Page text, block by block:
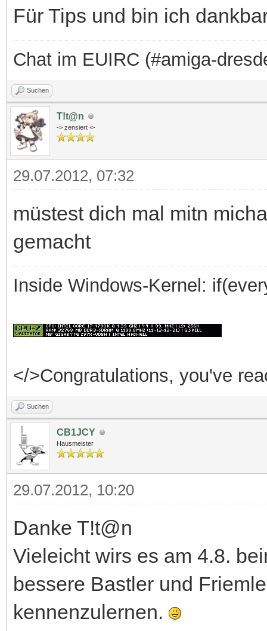
Für Tips und bin ich
Chat im EUIRC (#amiga-
Suchen
T!t@n
-> zensiert <-
29.07.2012, 07:32
müstest dich mal mitn
gemacht
Inside Windows-Kernel:
</>Congratulations, you've
Suchen
CB1JCY
Hausmeister
29.07.2012, 10:20
Danke T!t@n
Vieleicht wirs es am 4.8.
bessere Bastler und
kennenzulernen.